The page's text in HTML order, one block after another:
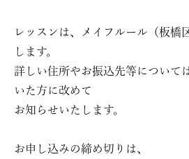
レッスンは、メイフルール（板橋
します。
詳しい住所やお振込先等について
いた方に改めて
お知らせいたします。
お申し込みの締め切りは、